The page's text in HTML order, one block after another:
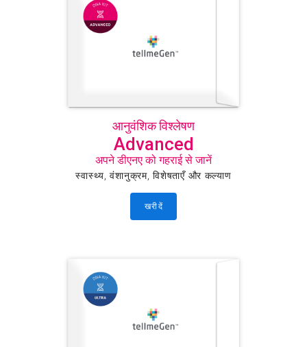
आनुवंशिक विश्लेषण
Advanced
अपने डीएनए को गहराई से जानें
स्वास्थ्य, वंशानुक्रम, विशेषताएँ और कल्याण
खरीदें